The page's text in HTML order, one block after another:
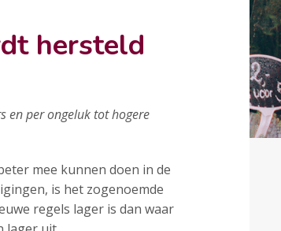
hersteld
en per ongeluk tot hogere
mee kunnen doen in de
is het zogenoemde
regels lager is dan waar